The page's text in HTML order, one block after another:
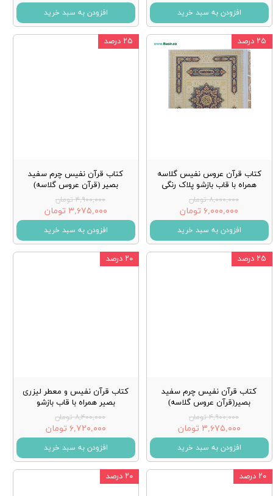
افزودن به سبد خرید افزودن به سبد خرید
کتاب قرآن عروس نفیس گلاسه
همراه با قاب بازشو پلاک رنگی
۸,۰۰۰,۰۰۰ تومان
۶,۰۰۰,۰۰۰ تومان
افزودن به سبد خرید
۲۵ درصد
كتاب قرآن نفيس چرم سفيد
بصير (قرآن عروس گلاسه)
۴,۹۰۰,۰۰۰ تومان
۳,۶۷۵,۰۰۰ تومان
افزودن به سبد خرید
۲۵ درصد
كتاب قرآن نفيس چرم سفيد
بصير(قرآن عروس گلاسه)
۴,۹۰۰,۰۰۰ تومان
۳,۶۷۵,۰۰۰ تومان
افزودن به سبد خرید
۲۵ درصد
کتاب قرآن نفیس و معطر لیزری
بصیر همراه با قاب بازشو
۸,۴۰۰,۰۰۰ تومان
۶,۷۲۰,۰۰۰ تومان
افزودن به سبد خرید
۲۰ درصد
۲۰ درصد ۲۰ درصد